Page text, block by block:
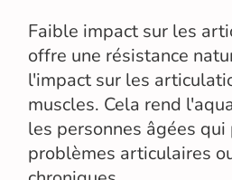
Faible impact sur les
offre une résistance
l'impact sur les
muscles. Cela rend
les personnes âgées
problèmes articulaires